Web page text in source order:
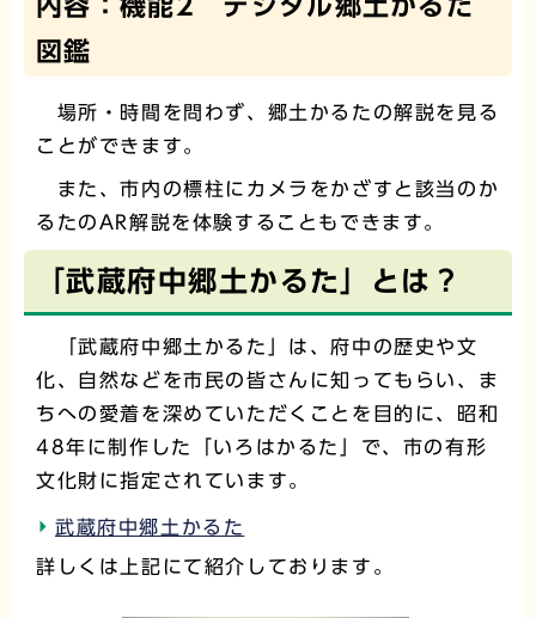
内容：機能2 デジタル郷土かるた
図鑑
場所・時間を問わず、郷土かるたの解説を見る
ことができます。
また、市内の標柱にカメラをかざすと該当のか
るたのAR解説を体験することもできます。
「武蔵府中郷土かるた」とは？
「武蔵府中郷土かるた」は、府中の歴史や文
化、自然などを市民の皆さんに知ってもらい、ま
ちへの愛着を深めていただくことを目的に、昭和
48年に制作した「いろはかるた」で、市の有形
文化財に指定されています。
武蔵府中郷土かるた
詳しくは上記にて紹介しております。